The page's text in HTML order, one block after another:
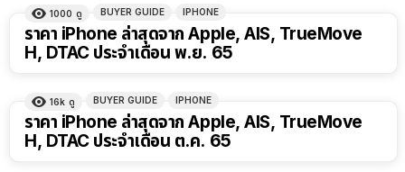
1000 ดู BUYER GUIDE IPHONE
ราคา iPhone ล่าสุดจาก Apple, AIS, TrueMove
H, DTAC ประจำเดือน พ.ย. 65
16k ดู BUYER GUIDE IPHONE
ราคา iPhone ล่าสุดจาก Apple, AIS, TrueMove
H, DTAC ประจำเดือน ต.ค. 65